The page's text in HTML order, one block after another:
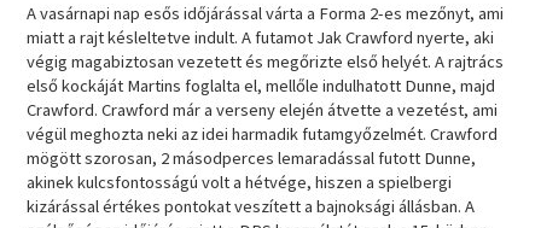
A vasárnapi nap esős időjárással várta a Forma 2-es mezőnyt, ami
miatt a rajt késleltetve indult. A futamot Jak Crawford nyerte, aki
végig magabiztosan vezetett és megőrizte első helyét. A rajtrács
első kockáját Martins foglalta el, mellőle indulhatott Dunne, majd
Crawford. Crawford már a verseny elején átvette a vezetést, ami
végül meghozta neki az idei harmadik futamgyőzelmét. Crawford
mögött szorosan, 2 másodperces lemaradással futott Dunne,
akinek kulcsfontosságú volt a hétvége, hiszen a spielbergi
kizárással értékes pontokat veszített a bajnoksági állásban. A